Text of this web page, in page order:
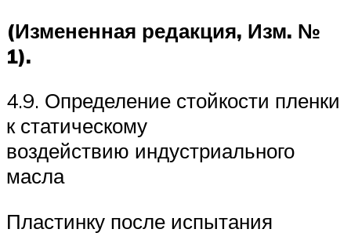
(Измененная редакция, Изм. №
1).
4.9. Определение стойкости пленки
к статическому
воздействию индустриального
масла
Пластинку после испытания